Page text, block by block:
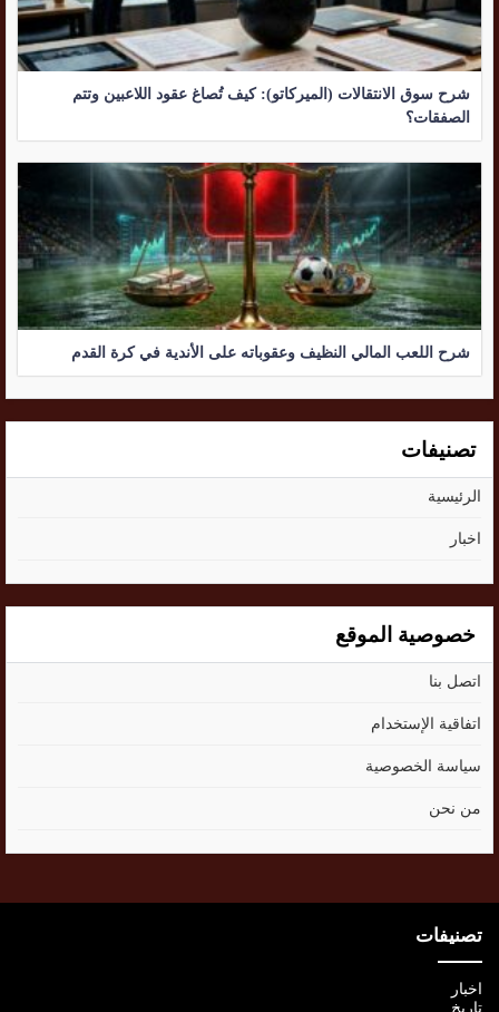
شرح سوق الانتقالات (الميركاتو): كيف تُصاغ عقود اللاعبين وتتم
الصفقات؟
شرح اللعب المالي النظيف وعقوباته على الأندية في كرة القدم
تصنيفات
الرئيسية
اخبار
خصوصية الموقع
اتصل بنا
اتفاقية الإستخدام
سياسة الخصوصية
من نحن
تصنيفات
اخبار
تاريخ